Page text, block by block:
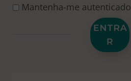
Mantenha-me autenticado
ENTRA
R